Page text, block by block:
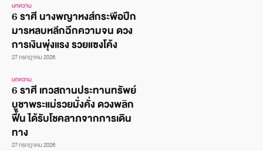
บทความ
6 ราศี นางพญาหงส์กระพือปีก
มารหลบหลีกฉีกความจน ดวง
การเงินพุ่งแรง รวยแซงโค้ง
27 กรกฎาคม 2026
บทความ
6 ราศี เทวสถานประทานทรัพย์
บูชาพระแม่รวยมั่งคั่ง ดวงพลิก
ฟื้น ได้รับโชคลาภจากการเดิน
ทาง
27 กรกฎาคม 2026